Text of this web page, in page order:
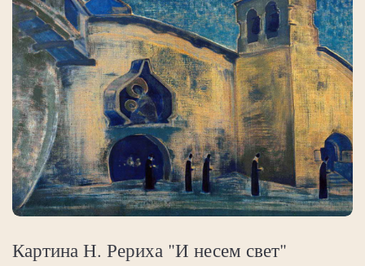
Картина Н. Рериха "И несем свет"